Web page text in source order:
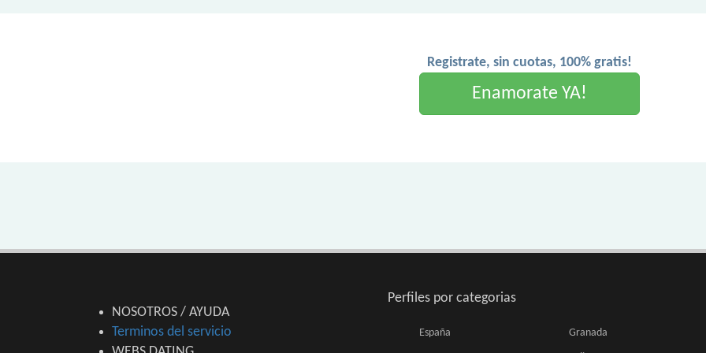
Registrate, sin cuotas, 100% gratis!
Enamorate YA!
NOSOTROS / AYUDA
Terminos del servicio
Perfiles por categorias
España Granada